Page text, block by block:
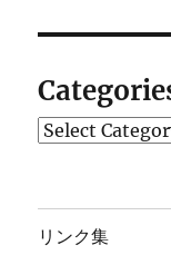
Categories
リンク集